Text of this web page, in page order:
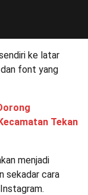
ke latar
font yang
Tekan
menjadi
sekadar cara